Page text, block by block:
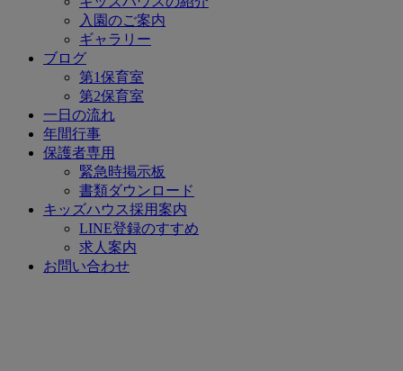
入園のご案内
ギャラリー
ブログ
第1保育室
第2保育室
一日の流れ
年間行事
保護者専用
緊急時掲示板
書類ダウンロード
キッズハウス採用案内
LINE登録のすすめ
求人案内
お問い合わせ